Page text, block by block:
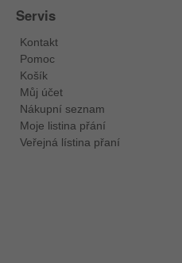
Servis
Kontakt
Pomoc
Košík
Můj účet
Nákupní seznam
Moje listina přání
Veřejná lístina přaní